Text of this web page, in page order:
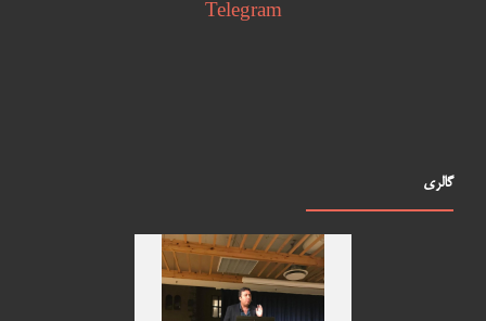
Telegram
گالری